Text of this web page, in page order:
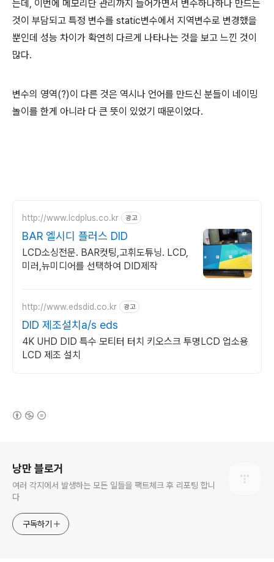
는데, 이번에 메모리단 관리까지 들어가면서 변수하나하나 만드는
것이 부담되고 특정 변수를 static변수에서 지역변수로 변경했을
뿐인데 성능 차이가 확연히 다르게 나타나는 것을 보고 느낀 것이
많다.
변수의 영역(?)이 다른 것은 역시나 언어를 만드신 분들이 네이밍
놀이를 한게 아니라 다 큰 뜻이 있었기 때문이었다.
http://www.lcdplus.co.kr 광고
BAR 엘시디 플러스 DID
LCD소싱전문. BAR컷팅,고휘도튜닝. LCD,
미러,뉴미디어를 선택하여 DID제작
http://www.edsdid.co.kr 광고
DID 제조설치a/s eds
4K UHD DID 특수 모티터 터치 키오스크 투명LCD 업소용
LCD 제조 설치
낭만 블로거
여러 각지에서 발생하는 모든 일들을 팩트체크 후 리포팅 합니
다
구독하기